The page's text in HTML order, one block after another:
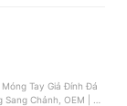
Chảnh, OEM | 24